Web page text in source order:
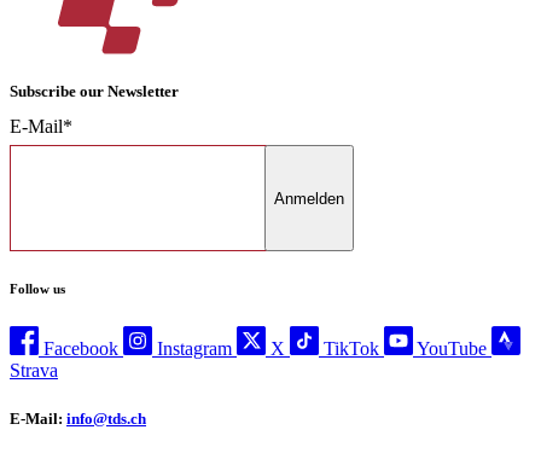
Subscribe our Newsletter
E-Mail*
Anmelden
Follow us
Facebook Instagram X TikTok
YouTube
Strava
E-Mail: info@tds.ch